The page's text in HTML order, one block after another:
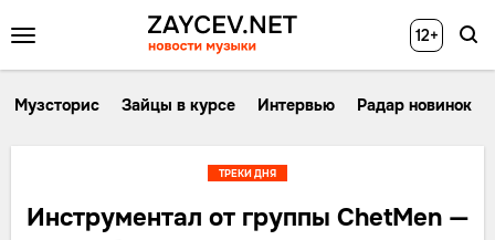
12+
Музсторис Зайцы в курсе Интервью Радар новинок
Инструментал от группы ChetMen —
ТРЕКИ ДНЯ